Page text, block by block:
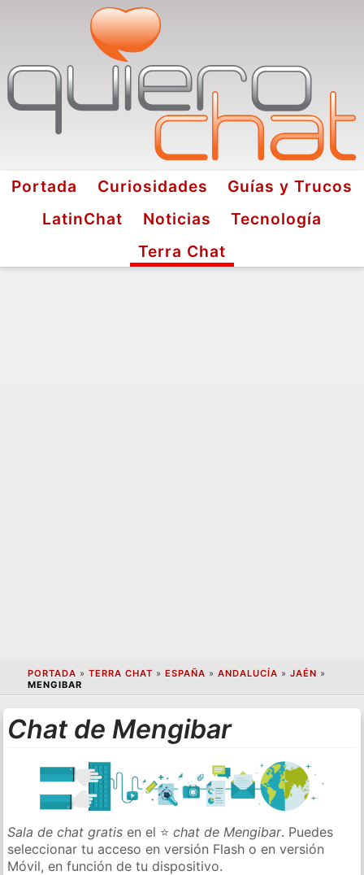
Portada Curiosidades
Guías y Trucos
LatinChat
Noticias
Tecnología
Terra Chat
PORTADA » TERRA CHAT » ESPAÑA » ANDALUCÍA » JAÉN »
MENGIBAR
Chat de Mengibar
Sala de chat gratis en el ⭐chat de Mengibar. Puedes
seleccionar tu acceso en versión Flash o en versión
Móvil, en función de tu dispositivo.